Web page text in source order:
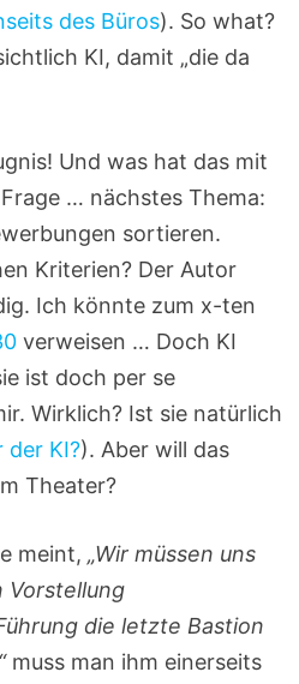
des Büros). So what?
KI, damit „die da
Und was hat das mit
… nächstes Thema:
sortieren.
Kriterien? Der Autor
Ich könnte zum x-ten
verweisen … Doch KI
ist doch per se
Wirklich? Ist sie natürlich
der KI?). Aber will das
Theater?
meint,„Wir müssen uns
Vorstellung
die letzte Bastion
muss man ihm einerseits